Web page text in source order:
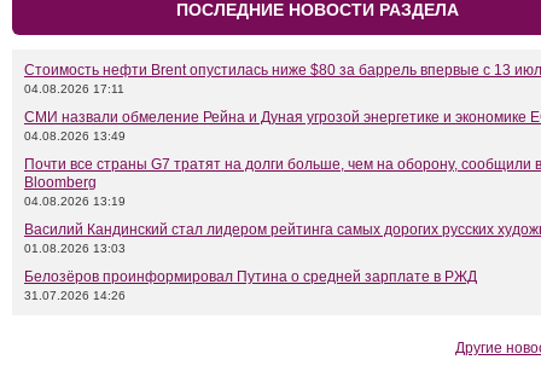
ПОСЛЕДНИЕ НОВОСТИ РАЗДЕЛА
Стоимость нефти Brent опустилась ниже $80 за баррель впервые с 13
04.08.2026 17:11
СМИ назвали обмеление Рейна и Дуная угрозой энергетике и экономике
04.08.2026 13:49
Почти все страны G7 тратят на долги больше, чем на оборону, сообщили в
Bloomberg
04.08.2026 13:19
Василий Кандинский стал лидером рейтинга самых дорогих русских
01.08.2026 13:03
Белозёров проинформировал Путина о средней зарплате в РЖД
31.07.2026 14:26
Другие